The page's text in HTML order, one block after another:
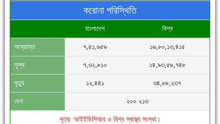
সিগমা ওয়েল ইন্ডাস্ট্রির মেকানিক ও গ্রাহক সভা
করোনা পরিস্থিতি
বাংলাদেশ বিশ্ব
আক্রান্ত ৭,৫১,৬৫৯ ১৬,৮০,১৩,৪১৫
সুস্থ ৭,৩২,৮১০ ১৪,৯৩,৫৬,৭৪৮
মৃত্যু ১২,৪৪১ ৩৪,৮৮,২৩৭
দেশ ২০০ ২১৩
সূত্র: আইইডিসিআর ও বিশ্ব স্বাস্থ্য সংস্থা।